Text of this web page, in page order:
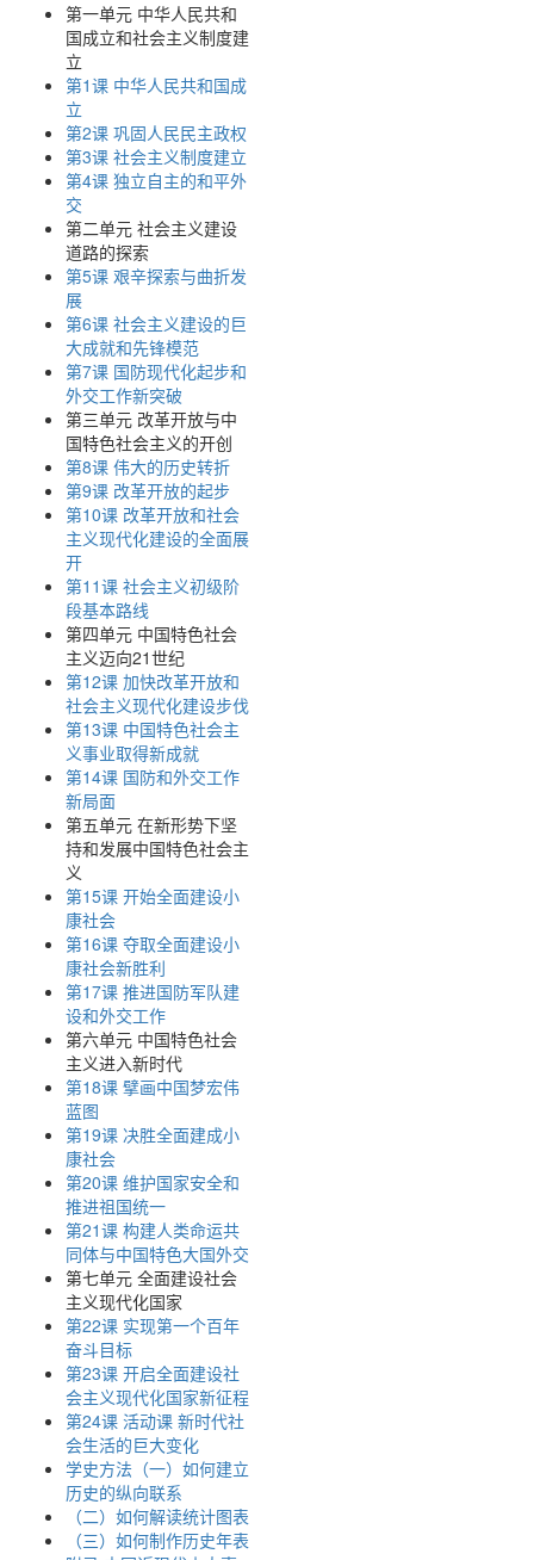
第一单元 中华人民共和
国成立和社会主义制度建
立
第1课 中华人民共和国成
立
第2课 巩固人民民主政权
第3课 社会主义制度建立
第4课 独立自主的和平外
交
第二单元 社会主义建设
道路的探索
第5课 艰辛探索与曲折发
展
第6课 社会主义建设的巨
大成就和先锋模范
第7课 国防现代化起步和
外交工作新突破
第三单元 改革开放与中
国特色社会主义的开创
第8课 伟大的历史转折
第9课 改革开放的起步
第10课 改革开放和社会
主义现代化建设的全面展
开
第11课 社会主义初级阶
段基本路线
第四单元 中国特色社会
主义迈向21世纪
第12课 加快改革开放和
社会主义现代化建设步伐
第13课 中国特色社会主
义事业取得新成就
第14课 国防和外交工作
新局面
第五单元 在新形势下坚
持和发展中国特色社会主
义
第15课 开始全面建设小
康社会
第16课 夺取全面建设小
康社会新胜利
第17课 推进国防军队建
设和外交工作
第六单元 中国特色社会
主义进入新时代
第18课 擘画中国梦宏伟
蓝图
第19课 决胜全面建成小
康社会
第20课 维护国家安全和
推进祖国统一
第21课 构建人类命运共
同体与中国特色大国外交
第七单元 全面建设社会
主义现代化国家
第22课 实现第一个百年
奋斗目标
第23课 开启全面建设社
会主义现代化国家新征程
第24课 活动课 新时代社
会生活的巨大变化
学史方法（一）如何建立
历史的纵向联系
（二）如何解读统计图表
（三）如何制作历史年表